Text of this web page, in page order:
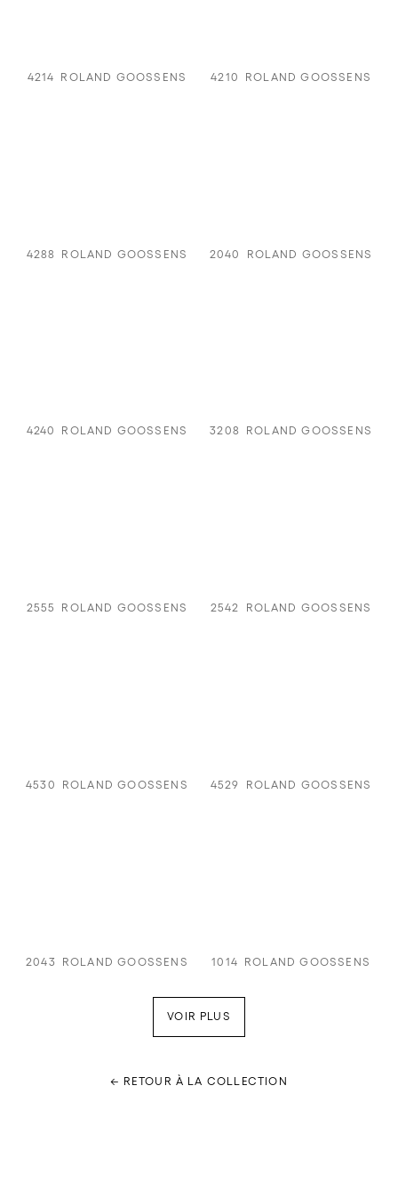
4214 ROLAND GOOSSENS 4210 ROLAND GOOSSENS
4288 ROLAND GOOSSENS 2040 ROLAND GOOSSENS
4240 ROLAND GOOSSENS 3208 ROLAND GOOSSENS
2555 ROLAND GOOSSENS 2542 ROLAND GOOSSENS
4530 ROLAND GOOSSENS 4529 ROLAND GOOSSENS
2043 ROLAND GOOSSENS 1014 ROLAND GOOSSENS
VOIR PLUS
← RETOUR À LA COLLECTION